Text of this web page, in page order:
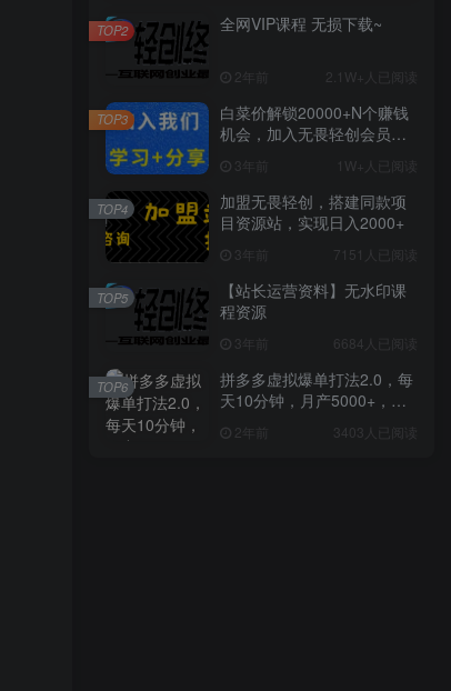
全网VIP课程 无损下载~
2年前 2.1W+人已阅读
TOP2
白菜价解锁20000+N个赚钱
机会，加入无畏轻创会员，
3年前 1W+人已阅读
TOP3
加盟无畏轻创，搭建同款项
目资源站，实现日入2000+
3年前 7151人已阅读
TOP4
【站长运营资料】无水印课
程资源
3年前 6684人已阅读
TOP5
拼多多虚拟爆单打法2.0，每
天10分钟，月产5000+，从0
2年前 3403人已阅读
TOP6